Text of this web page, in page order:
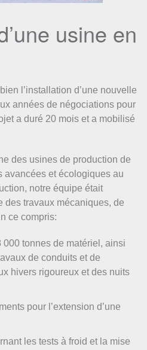
usine en
l’installation d’une nouvelle
années de négociations pour
a duré 20 mois et a mobilisé
des usines de production de
et écologiques au
notre équipe était
des travaux mécaniques, de
ce compris:
000 tonnes de matériel, ainsi
de conduits et de
hivers rigoureux et des nuits
pour l’extension d’une
les tests à froid et la mise